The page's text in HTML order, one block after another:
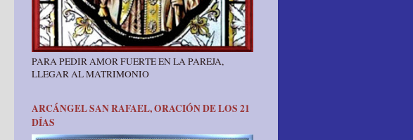
PARA PEDIR AMOR FUERTE EN LA PAREJA,
LLEGAR AL MATRIMONIO
ARCÁNGEL SAN RAFAEL, ORACIÓN DE LOS 21
DÍAS